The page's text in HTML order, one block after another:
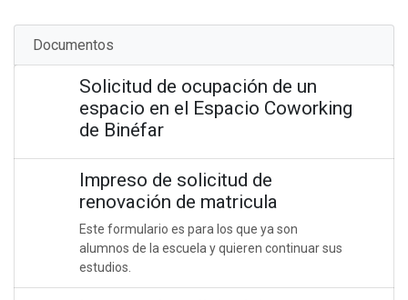
Documentos
Solicitud de ocupación de un
espacio en el Espacio Coworking
de Binéfar
Impreso de solicitud de
renovación de matricula
Este formulario es para los que ya son
alumnos de la escuela y quieren continuar sus
estudios.